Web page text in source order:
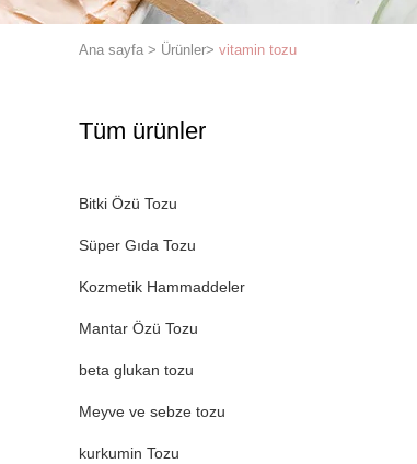
Ana sayfa > Ürünler> vitamin tozu
Tüm ürünler
Bitki Özü Tozu
Süper Gıda Tozu
Kozmetik Hammaddeler
Mantar Özü Tozu
beta glukan tozu
Meyve ve sebze tozu
kurkumin Tozu